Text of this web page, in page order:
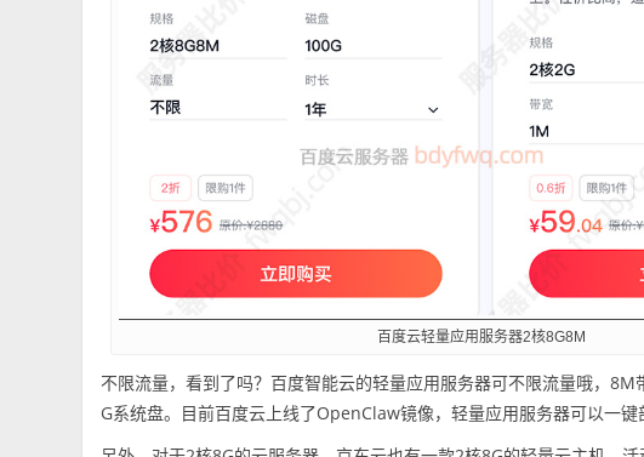
百度云轻量应用服务器2核8G8M
不限流量，看到了吗？百度智能云的轻量应用服务器可不限流量哦，
G系统盘。目前百度云上线了OpenClaw镜像，轻量应用服务器可以一